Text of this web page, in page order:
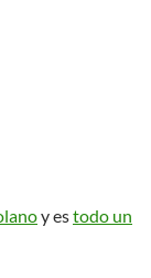
y estodo un